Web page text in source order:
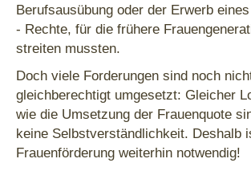
Berufsausübung oder der Erwerb
- Rechte, für die frühere
streiten mussten.
Doch viele Forderungen sind noch
gleichberechtigt umgesetzt: Gleicher
wie die Umsetzung der Frauenquote
keine Selbstverständlichkeit. Deshalb
Frauenförderung weiterhin notwendig!